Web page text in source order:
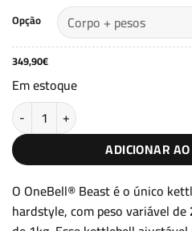
de clientes
Opção
349,90€
Em estoque
Kettlebell ajustável 28-48kg
ADICIONAR
O OneBell® Beast é o único
hardstyle, com peso variável de